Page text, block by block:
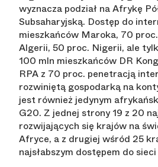
wyznacza podział na Afrykę
Subsaharyjską. Dostęp do
mieszkańców Maroka, 70
Algerii, 50 proc. Nigerii, ale
100 mln mieszkańców DR
RPA z 70 proc. penetracją
rozwiniętą gospodarką na
jest również jedynym
G20. Z jednej strony 19 z 20
rozwijających się krajów na
Afryce, a z drugiej wśród 25
najsłabszym dostępem do